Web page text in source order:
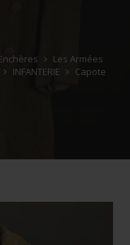
Les Armées
INFANTERIE
Capote